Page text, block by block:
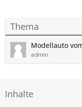
Thema
Modellauto
admin
Inhalte